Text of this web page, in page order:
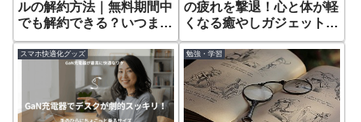
ルの解約方法｜無料期間中
でも解約できる？いつまで
聴ける？
の疲れを撃退！心と体が軽
くなる癒やしガジェット5
選
スマホ快適化グッズ 勉強・学習